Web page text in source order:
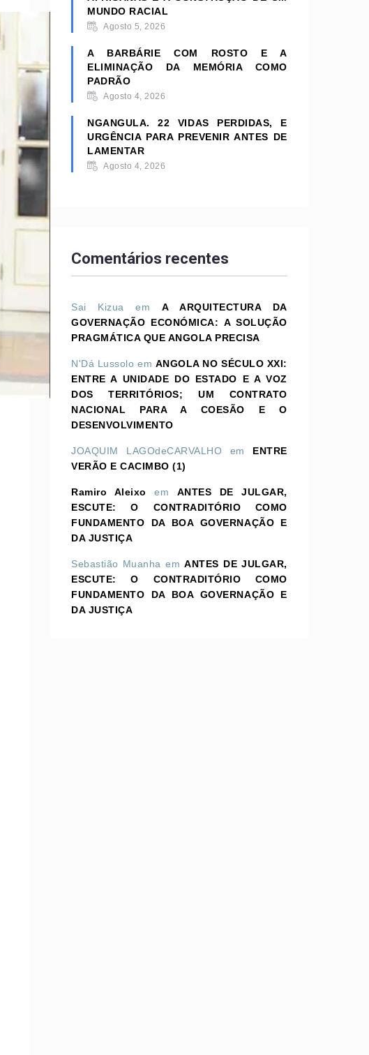
MUNDO RACIAL
Agosto 5, 2026
A BARBÁRIE COM ROSTO E A
ELIMINAÇÃO DA MEMÓRIA COMO
PADRÃO
Agosto 4, 2026
NGANGULA. 22 VIDAS PERDIDAS, E
URGÊNCIA PARA PREVENIR ANTES DE
LAMENTAR
Agosto 4, 2026
Comentários recentes
Sai Kizua emA ARQUITECTURA DA
GOVERNAÇÃO ECONÓMICA: A SOLUÇÃO
PRAGMÁTICA QUE ANGOLA PRECISA
N'Dá Lussolo em ANGOLA NO SÉCULO XXI:
ENTRE A UNIDADE DO ESTADO E A VOZ
DOS TERRITÓRIOS; UM CONTRATO
NACIONAL PARA A COESÃO E O
DESENVOLVIMENTO
JOAQUIM LAGOdeCARVALHO em ENTRE
VERÃO E CACIMBO (1)
Ramiro Aleixo em ANTES DE JULGAR,
ESCUTE: O CONTRADITÓRIO COMO
FUNDAMENTO DA BOA GOVERNAÇÃO E
DA JUSTIÇA
Sebastião Muanha emANTES DE JULGAR,
ESCUTE: O CONTRADITÓRIO COMO
FUNDAMENTO DA BOA GOVERNAÇÃO E
DA JUSTIÇA